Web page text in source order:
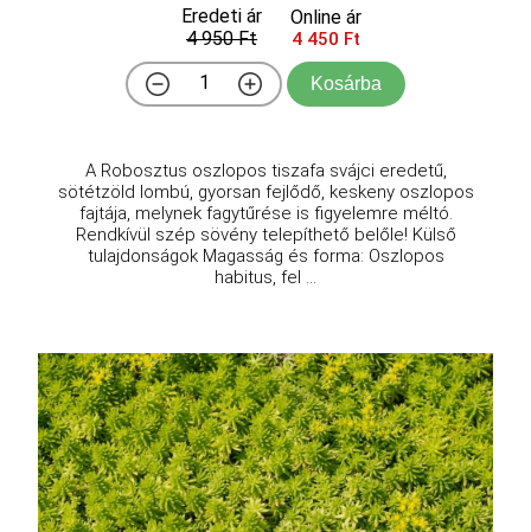
Eredeti ár
4 950 Ft
Online ár
4 450 Ft
Kosárba
A Robosztus oszlopos tiszafa svájci eredetű,
sötétzöld lombú, gyorsan fejlődő, keskeny oszlopos
fajtája, melynek fagytűrése is figyelemre méltó.
Rendkívül szép sövény telepíthető belőle! Külső
tulajdonságok Magasság és forma: Oszlopos
habitus, fel ...